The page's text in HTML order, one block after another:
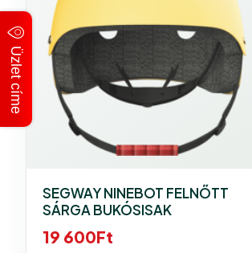
SEGWAY NINEBOT FELNŐTT
SÁRGA BUKÓSISAK
19 600Ft
Üzlet címe